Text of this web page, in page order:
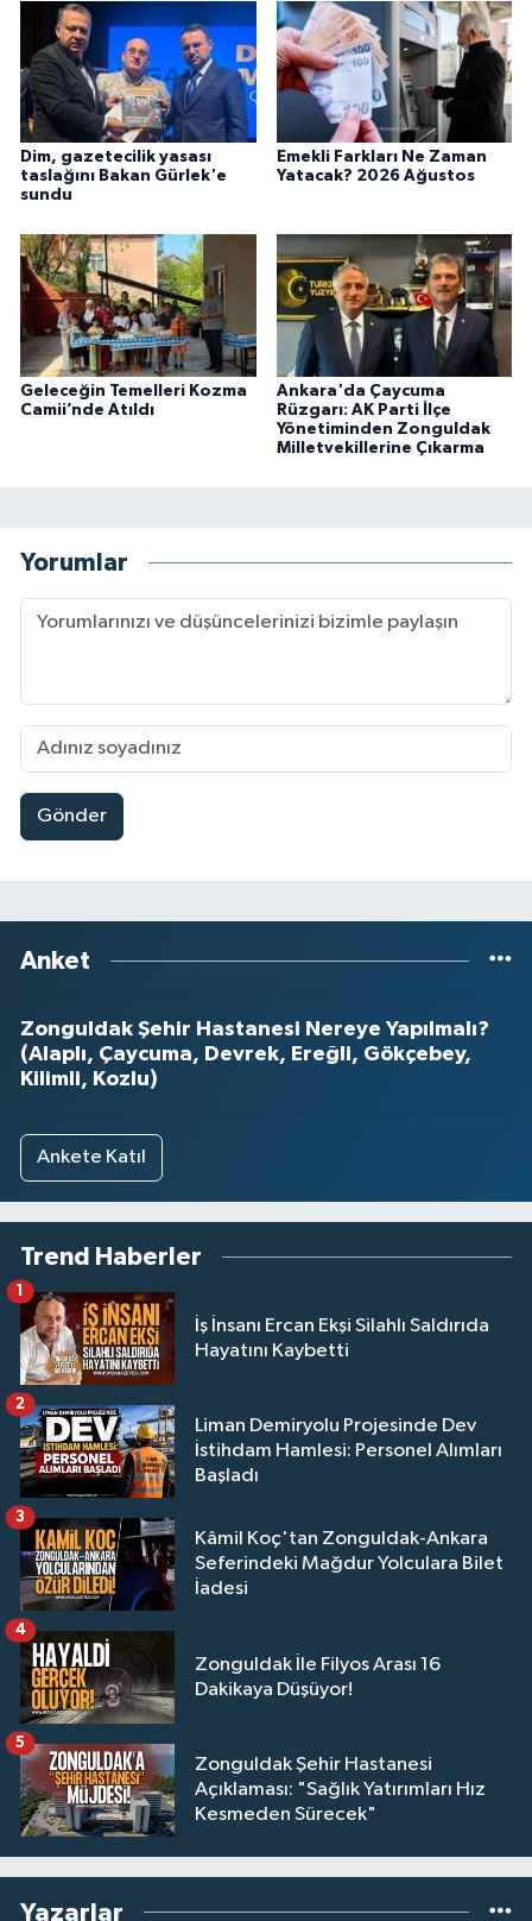
Dim, gazetecilik yasası
taslağını Bakan Gürlek'e
sundu
Emekli Farkları Ne Zaman
Yatacak? 2026 Ağustos
Geleceğin Temelleri Kozma
Camii’nde Atıldı
Ankara'da Çaycuma
Rüzgarı: AK Parti İlçe
Yönetiminden Zonguldak
Milletvekillerine Çıkarma
Yorumlar
Gönder
Anket
Zonguldak Şehir Hastanesi Nereye Yapılmalı?
(Alaplı, Çaycuma, Devrek, Ereğli, Gökçebey,
Kilimli, Kozlu)
Ankete Katıl
Trend Haberler
İş İnsanı Ercan Ekşi Silahlı Saldırıda
Hayatını Kaybetti
1
Liman Demiryolu Projesinde Dev
İstihdam Hamlesi: Personel Alımları
Başladı
2
Kâmil Koç'tan Zonguldak-Ankara
Seferindeki Mağdur Yolculara Bilet
İadesi
3
Zonguldak İle Filyos Arası 16
Dakikaya Düşüyor!
4
Zonguldak Şehir Hastanesi
Açıklaması: "Sağlık Yatırımları Hız
Kesmeden Sürecek"
5
Yazarlar